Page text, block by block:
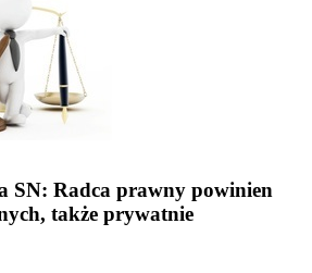
SN: Radca prawny powinien
także prywatnie